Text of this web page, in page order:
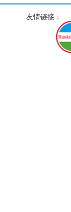
友情链接：